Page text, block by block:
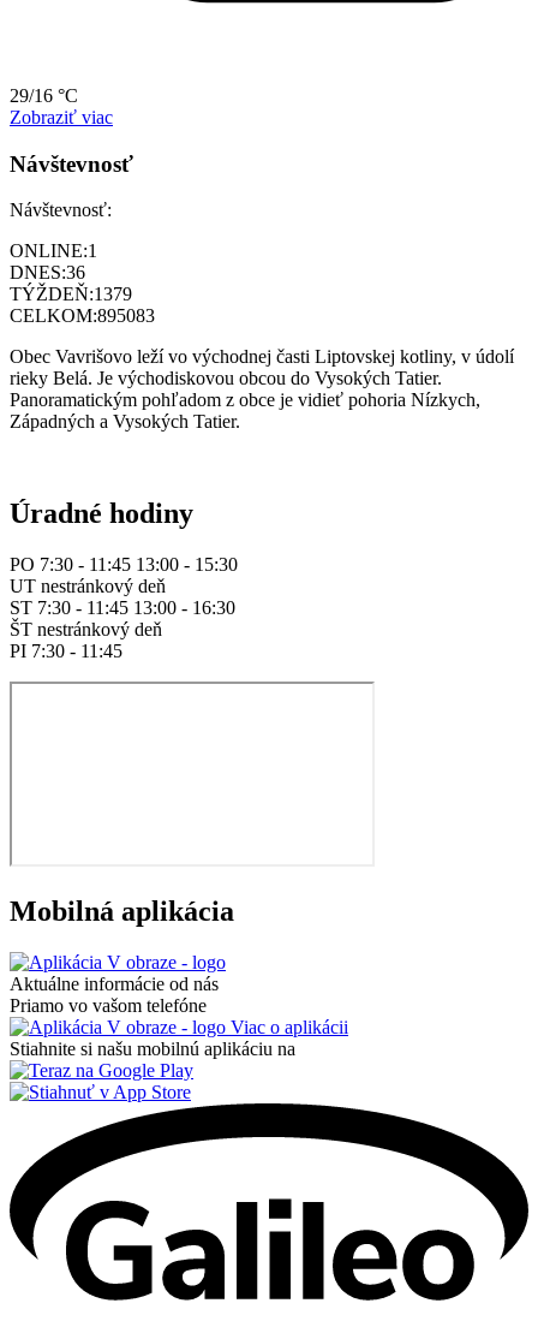
29/16 °C
Zobraziť viac
Návštevnosť
Návštevnosť:
ONLINE:1
DNES:36
TÝŽDEŇ:1379
CELKOM:895083
Obec Vavrišovo leží vo východnej časti Liptovskej kotliny, v údolí
rieky Belá. Je východiskovou obcou do Vysokých Tatier.
Panoramatickým pohľadom z obce je vidieť pohoria Nízkych,
Západných a Vysokých Tatier.
Úradné hodiny
PO 7:30 - 11:45 13:00 - 15:30
UT nestránkový deň
ST 7:30 - 11:45 13:00 - 16:30
ŠT nestránkový deň
PI 7:30 - 11:45
Mobilná aplikácia
Aktuálne informácie od nás
Priamo vo vašom telefóne
Viac o aplikácii
Stiahnite si našu mobilnú aplikáciu na